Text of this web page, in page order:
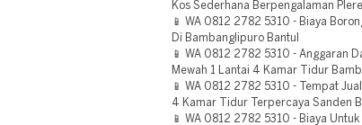
Kos Sederhana Berpengalaman
📱 WA 0812 2782 5310 - Biaya
Di Bambanglipuro Bantul
📱 WA 0812 2782 5310 - Anggaran
Mewah 1 Lantai 4 Kamar Tidur
📱 WA 0812 2782 5310 - Tempat
4 Kamar Tidur Terpercaya Sanden
📱 WA 0812 2782 5310 - Biaya